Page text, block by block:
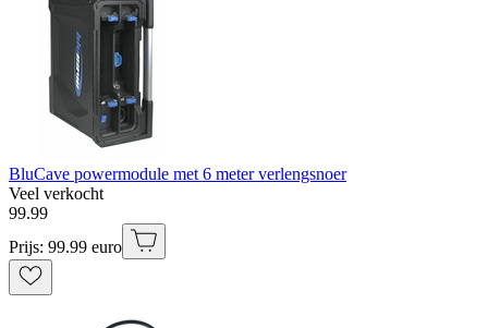
BluCave powermodule met 6 meter verlengsnoer
Veel verkocht
99.99
Prijs: 99.99 euro